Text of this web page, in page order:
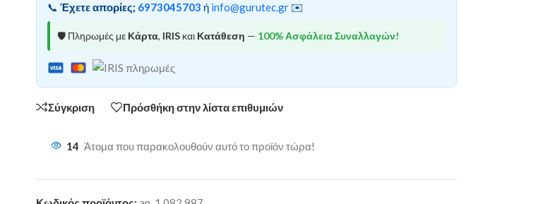
📞 Έχετε απορίες; 6973045703 ή info@gurutec.gr✉️
🛡️ Πληρωμές με Κάρτα, IRISκαι Κατάθεση — 100% Ασφάλεια Συναλλαγών!
Σύγκριση Πρόσθήκη στην λίστα επιθυμιών
14 Άτομα που παρακολουθούν αυτό το προϊόν τώρα!